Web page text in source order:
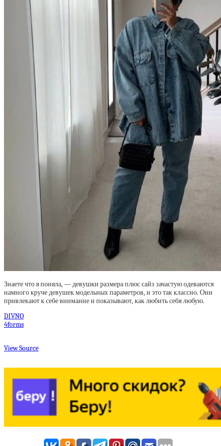
Знаете что я поняла, — девушки размера плюс сайз зачастую одеваются
намного круче девушек модельных параметров, и это так классно. Они
привлекают к себе внимание и показывают, как любить себя любую.
DIVNO
4forms
View Source